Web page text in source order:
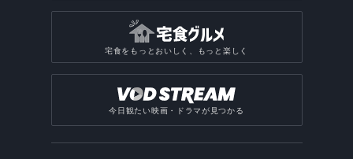
宅食をもっとおいしく、もっと楽しく
今日観たい映画・ドラマが見つかる